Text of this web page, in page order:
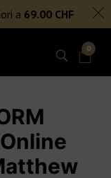
A 69€
0
a 69.00 CHF